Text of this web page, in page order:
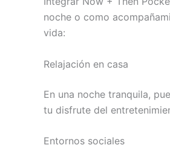
noche o como
vida:
Relajación en casa
En una noche tranquila,
tu disfrute del
Entornos sociales